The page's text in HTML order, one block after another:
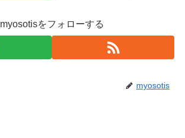
myosotisをフォローする
myosotis